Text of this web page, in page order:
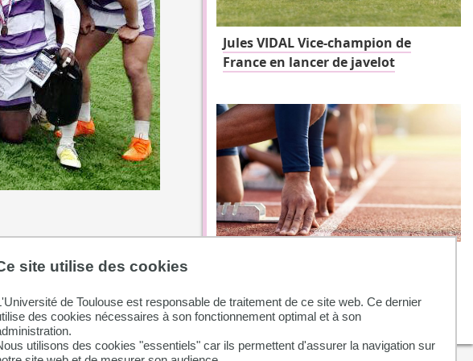
site utilise des cookies
de Toulouse est responsable de traitement de ce site web. Ce dernier
des cookies nécessaires à son fonctionnement optimal et à son
utilisons des cookies "essentiels" car ils permettent d'assurer la navigation sur
Jules VIDAL Vice-champion de
France en lancer de javelot
France universitaires